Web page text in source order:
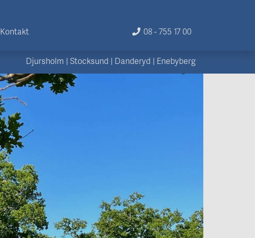
Kontakt 08 - 755 17 00
Djursholm | Stocksund | Danderyd | Enebyberg